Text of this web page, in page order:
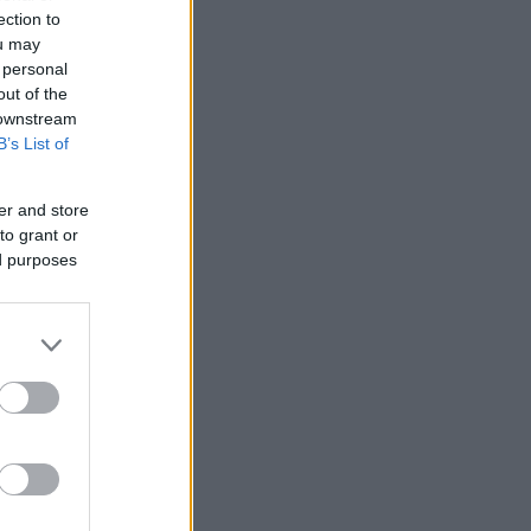
to
may
of the
List of
and store
grant or
purposes